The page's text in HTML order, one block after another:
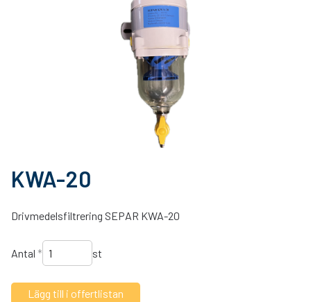
KWA-20
Drivmedelsfiltrering SEPAR KWA-20
Antal * st